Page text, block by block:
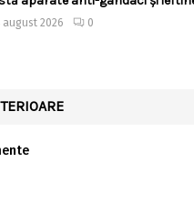
august 2026 0